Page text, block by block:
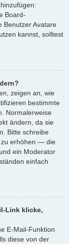
Board-
Benutzer Avatare
kannst, solltest
zeigen an, wie
bestimmte
Normalerweise
ändern, da sie
Bitte schreibe
zu erhöhen — die
ein Moderator
einfach
Link klicke,
E-Mail-Funktion
diese von der